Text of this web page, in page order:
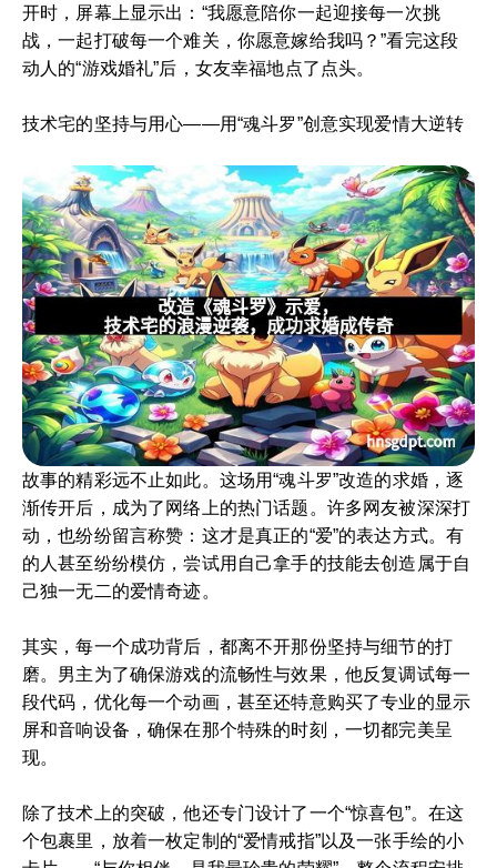
开时，屏幕上显示出：“我愿意陪你一起迎接每一次挑
战，一起打破每一个难关，你愿意嫁给我吗？”看完这段
动人的“游戏婚礼”后，女友幸福地点了点头。
技术宅的坚持与用心——用“魂斗罗”创意实现爱情大逆转
故事的精彩远不止如此。这场用“魂斗罗”改造的求婚，逐
渐传开后，成为了网络上的热门话题。许多网友被深深打
动，也纷纷留言称赞：这才是真正的“爱”的表达方式。有
的人甚至纷纷模仿，尝试用自己拿手的技能去创造属于自
己独一无二的爱情奇迹。
其实，每一个成功背后，都离不开那份坚持与细节的打
磨。男主为了确保游戏的流畅性与效果，他反复调试每一
段代码，优化每一个动画，甚至还特意购买了专业的显示
屏和音响设备，确保在那个特殊的时刻，一切都完美呈
现。
除了技术上的突破，他还专门设计了一个“惊喜包”。在这
个包裹里，放着一枚定制的“爱情戒指”以及一张手绘的小